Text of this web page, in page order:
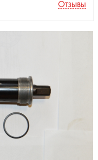
Отзывы